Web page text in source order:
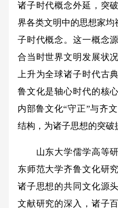
诸子时代概念外延，突
界各类文明中的思想家均
子时代概念。这一概念
合当时世界文明发展状
上升为全球诸子时代古
鲁文化是轴心时代的核
内部鲁文化“守正”与齐
结构，为诸子思想的突破
山东大学儒学高等研
东师范大学齐鲁文化研
诸子思想的共同文化源
文献研究的深入，诸子